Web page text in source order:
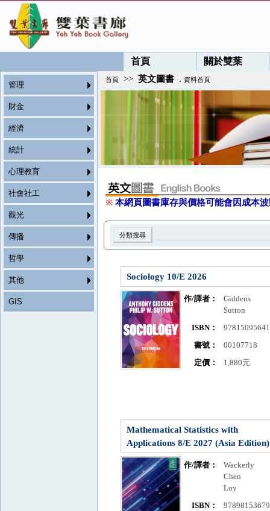
首頁 關於雙葉
管理
財金
經濟
統計
心理教育
社會社工
觀光
傳播
哲學
其他
GIS
首頁 >> 英文圖書 . 資料首頁
※ 本網頁圖書庫存與價格可能會因成本
Sociology 10/E 2026
作/譯者：
Giddens
Sutton
ISBN：
書號：
00107718
定價：
1,880元
Mathematical Statistics with
Applications 8/E 2027 (Asia Edition)
作/譯者：
Wackerly
Chen
Loy
ISBN：